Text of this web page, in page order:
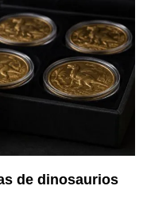
de dinosaurios